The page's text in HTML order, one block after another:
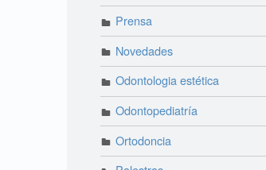
Prensa
Novedades
Odontologia estética
Odontopediatría
Ortodoncia